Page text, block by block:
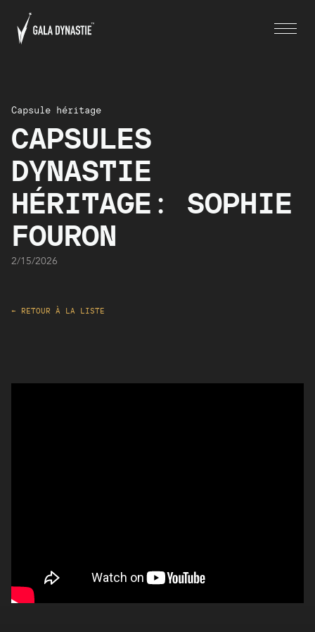
Capsule héritage
CAPSULES
DYNASTIE
HÉRITAGE: SOPHIE
FOURON
2/15/2026
← RETOUR À LA LISTE